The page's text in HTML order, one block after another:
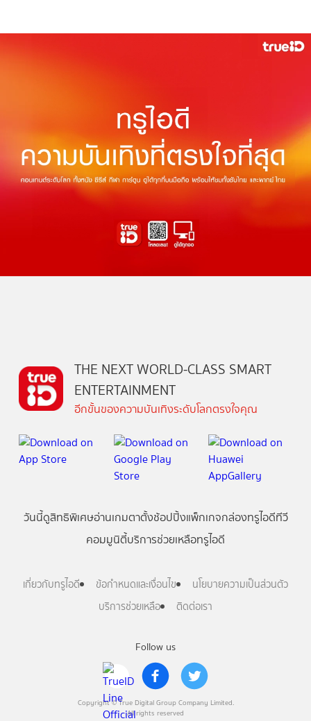
Follow us
Copyright © True Digital Group Company Limited.
All rights reserved
THE NEXT WORLD-CLASS SMART
ENTERTAINMENT
อีกขั้นของความบันเทิงระดับโลกตรงใจคุณ
วันนี้ดูสิทธิพิเศษอ่านเกมตาตั้งช้อปปิ้งแพ็กเกจกล่องทรูไอดีทีวี
คอมมูนิตี้บริการช่วยเหลือทรูไอดี
เกี่ยวกับทรูไอดี ข้อกำหนดและเงื่อนไข
นโยบายความเป็นส่วนตัว
บริการช่วยเหลือ
ติดต่อเรา